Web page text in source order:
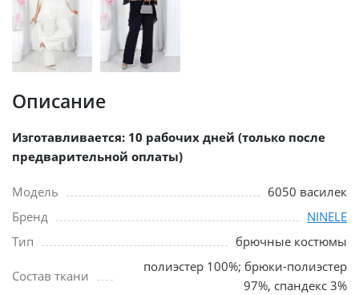
Описание
Изготавливается: 10 рабочих дней (только после
предварительной оплаты)
Модель
6050 василек
Бренд
NINELE
Тип
брючные костюмы
Состав ткани
полиэстер 100%; брюки-полиэстер
97%, спандекс 3%